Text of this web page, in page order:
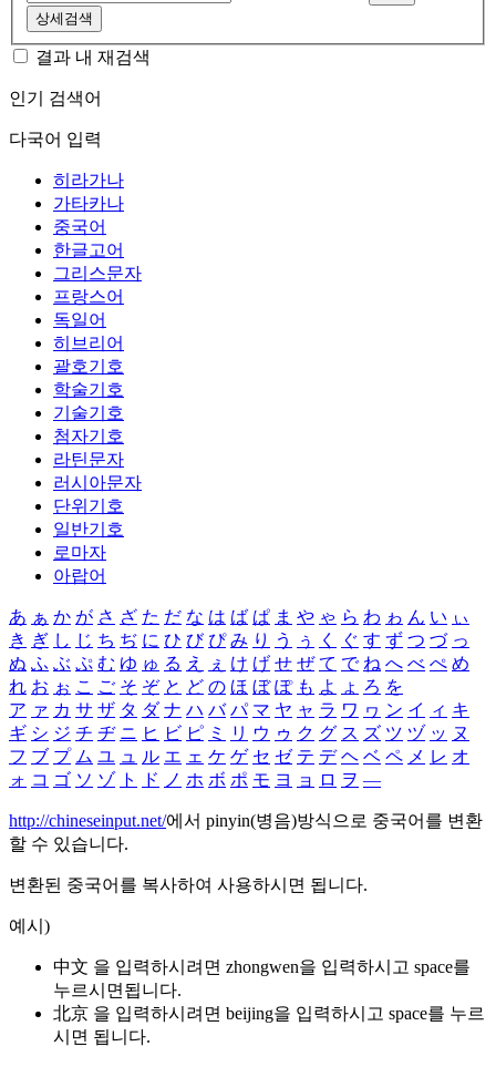
상세검색
결과 내 재검색
인기 검색어
다국어 입력
히라가나
가타카나
중국어
한글고어
그리스문자
프랑스어
독일어
히브리어
괄호기호
학술기호
기술기호
첨자기호
라틴문자
러시아문자
단위기호
일반기호
로마자
아랍어
あ ぁ か が さ ざ た だ な は ば ぱ ま や ゃ ら わ ゎ ん い ぃ
き ぎ し じ ち ぢ に ひ び ぴ み り う ぅ く ぐ す ず つ づ っ
ぬ ふ ぶ ぷ む ゆ ゅ る え ぇ け げ せ ぜ て で ね へ べ ぺ め
れ お ぉ こ ご そ ぞ と ど の ほ ぼ ぽ も よ ょ ろ を
ア ァ カ サ ザ タ ダ ナ ハ バ パ マ ヤ ャ ラ ワ ヮ ン イ ィ キ
ギ シ ジ チ ヂ ニ ヒ ビ ピ ミ リ ウ ゥ ク グ ス ズ ツ ヅ ッ ヌ
フ ブ プ ム ユ ュ ル エ ェ ケ ゲ セ ゼ テ デ ヘ ベ ペ メ レ オ
ォ コ ゴ ソ ゾ ト ド ノ ホ ボ ポ モ ヨ ョ ロ ヲ ―
http://chineseinput.net/에서 pinyin(병음)방식으로 중국어를 변환
할 수 있습니다.
변환된 중국어를 복사하여 사용하시면 됩니다.
예시)
中文 을 입력하시려면 zhongwen을 입력하시고 space를
누르시면됩니다.
北京 을 입력하시려면 beijing을 입력하시고 space를 누르
시면 됩니다.